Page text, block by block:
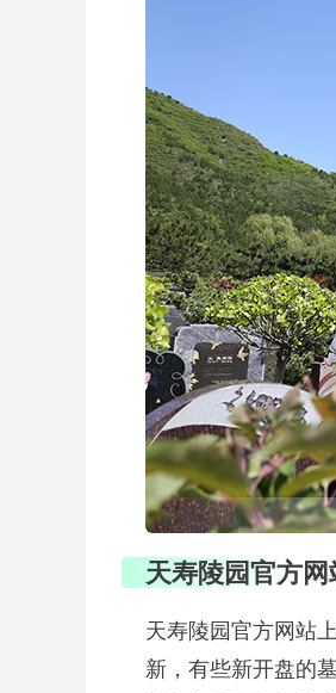
天寿陵园官方
天寿陵园官方网站
新，有些新开盘的